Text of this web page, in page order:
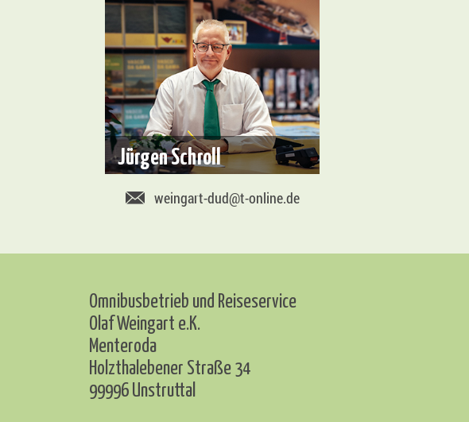
Jürgen Schroll
weingart-dud@t-online.de
Omnibusbetrieb und Reiseservice
Olaf Weingart e.K.
Menteroda
Holzthalebener Straße 34
99996 Unstruttal